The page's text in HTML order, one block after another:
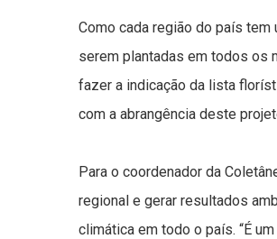
Como cada região do país
serem plantadas em todos os
fazer a indicação da lista
com a abrangência deste
Para o coordenador da
regional e gerar resultados
climática em todo o país. “É